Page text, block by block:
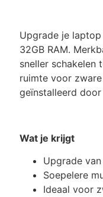
Upgrade je laptop
32GB RAM.
sneller schakelen
ruimte voor
geïnstalleerd
Wat je krijgt
Upgrade van
Soepelere
Ideaal voor